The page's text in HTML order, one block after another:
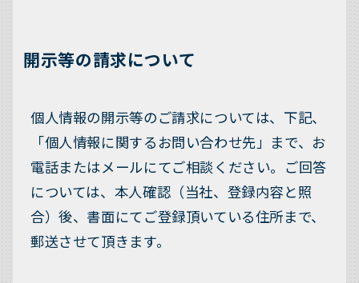
開示等の請求について
個人情報の開示等のご請求については、下記、
「個人情報に関するお問い合わせ先」まで、お
電話またはメールにてご相談ください。ご回答
については、本人確認（当社、登録内容と照
合）後、書面にてご登録頂いている住所まで、
郵送させて頂きます。